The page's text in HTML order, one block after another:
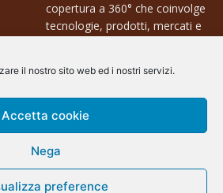
il nostro sito web ed i nostri servizi.
Accetta cookie
Nega
preference
copertura a 360° che coinvolge
tecnologie, prodotti, mercati e
Contatti:
info@arscommunication.it